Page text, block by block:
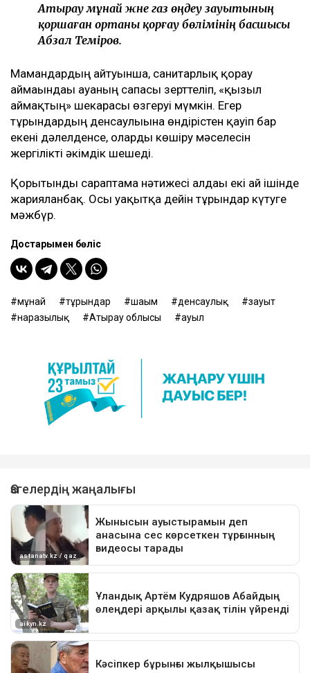
Атырау мұнай және газ өңдеу зауытының
қоршаған ортаны қорғау бөлімінің басшысы
Абзал Теміров.
Мамандардың айтуынша, санитарлық қорғау
аймағындағы ауаның сапасы зерттеліп, «қызыл
аймақтың» шекарасы өзгеруі мүмкін. Егер
тұрғындардың денсаулығына өндірістен қауіп бар
екені дәлелденсе, оларды көшіру мәселесін
жергілікті әкімдік шешеді.
Қорытынды сараптама нәтижесі алдағы екі ай ішінде
жарияланбақ. Осы уақытқа дейін тұрғындар күтуге
мәжбүр.
Достарыңмен бөліс
мұнай тұрғындар шағым денсаулық
зауыт
наразылық
Атырау облысы ауыл